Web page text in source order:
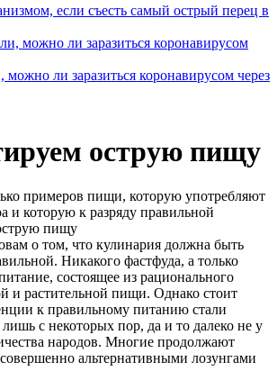
если съесть самый острый перец в
можно ли заразиться коронавирусом через
острую пищу
примеров пищи, которую употребляют
и которую к разряду правильной
о том, что кулинария должна быть
Никакого фастфуда, а только
состоящее из рационального
и растительной пищи. Однако стоит
к правильному питанию стали
лишь с некоторых пор, да и то далеко не у
народов. Многие продолжают
совершенно альтернативными лозунгами